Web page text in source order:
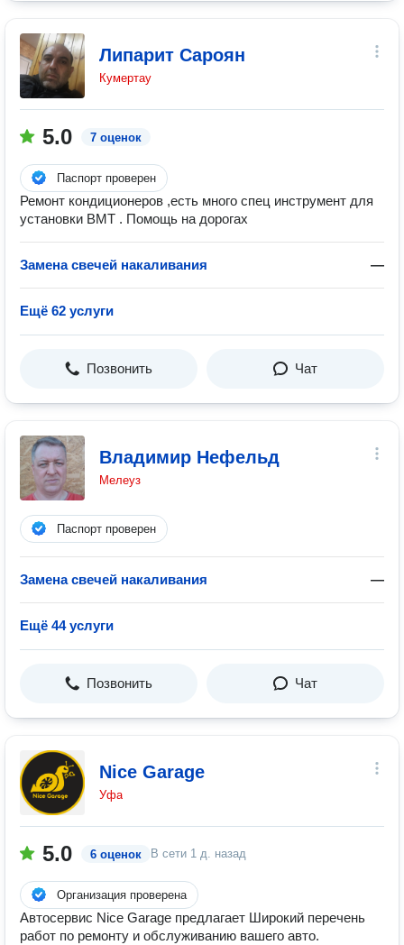
Липарит Сароян
Кумертау
5.0 7 оценок
Паспорт проверен
Ремонт кондиционеров ,есть много спец инструмент для
установки ВМТ . Помощь на дорогах
Замена свечей накаливания —
Ещё 62 услуги
Позвонить Чат
Владимир Нефельд
Мелеуз
Паспорт проверен
Замена свечей накаливания —
Ещё 44 услуги
Позвонить Чат
Nice Garage
Уфа
5.0 6 оценок В сети 1 д. назад
Организация проверена
Автосервис Nice Garage предлагает Широкий перечень
работ по ремонту и обслуживанию вашего авто.